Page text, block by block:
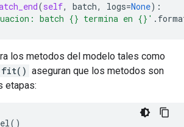
(self, batch, logs=None):
batch {} termina en {} ' .
los metodos del modelo tales como
aseguran que los metodos son
etapas:
()